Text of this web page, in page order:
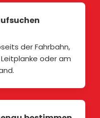
der Fahrbahn,
oder am